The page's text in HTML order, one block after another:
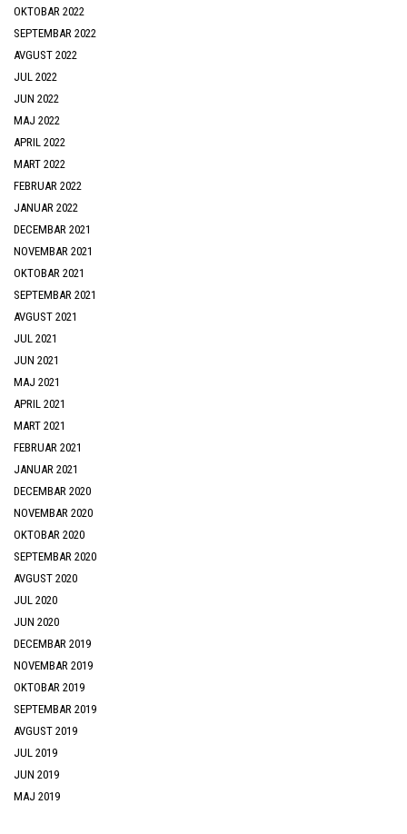
OKTOBAR 2022
SEPTEMBAR 2022
AVGUST 2022
JUL 2022
JUN 2022
MAJ 2022
APRIL 2022
MART 2022
FEBRUAR 2022
JANUAR 2022
DECEMBAR 2021
NOVEMBAR 2021
OKTOBAR 2021
SEPTEMBAR 2021
AVGUST 2021
JUL 2021
JUN 2021
MAJ 2021
APRIL 2021
MART 2021
FEBRUAR 2021
JANUAR 2021
DECEMBAR 2020
NOVEMBAR 2020
OKTOBAR 2020
SEPTEMBAR 2020
AVGUST 2020
JUL 2020
JUN 2020
DECEMBAR 2019
NOVEMBAR 2019
OKTOBAR 2019
SEPTEMBAR 2019
AVGUST 2019
JUL 2019
JUN 2019
MAJ 2019